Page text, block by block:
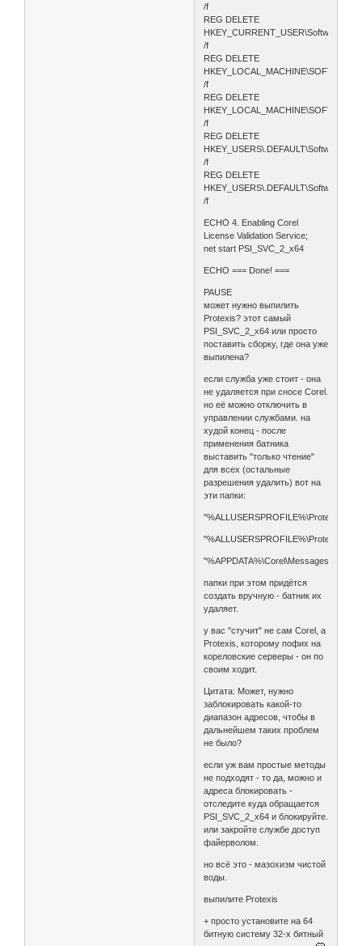
/f
REG DELETE
/f
REG DELETE
/f
REG DELETE
/f
REG DELETE
/f
REG DELETE
/f
ECHO 4. Enabling Corel
License Validation Service;
net start PSI_SVC_2_x64
ECHO === Done! ===
PAUSE
может нужно выпилить
Protexis? этот самый
PSI_SVC_2_x64 или просто
поставить сборку, где она уже
выпилена?
если служба уже стоит - она
не удаляется при сносе Corel.
но её можно отключить в
управлении службами. на
худой конец - после
применения батника
выставить "только чтение"
для всех (остальные
разрешения удалить) вот на
эти папки:
"%ALLUSERSPROFILE%\Protexis"
"%ALLUSERSPROFILE%\Protexis64"
"%APPDATA%\Corel\Messages"
папки при этом придётся
создать вручную - батник их
удаляет.
у вас "стучит" не сам Corel, a
Protexis, которому пофих на
кореловские серверы - он по
своим ходит.
Цитата: Может, нужно
заблокировать какой-то
диапазон адресов, чтобы в
дальнейшем таких проблем
не было?
если уж вам простые методы
не подходят - то да, можно и
адреса блокировать -
отследите куда обращается
PSI_SVC_2_x64 и блокируйте.
или закройте службе доступ
файерволом.
но всё это - мазохизм чистой
воды.
выпилите Protexis
+ просто установите на 64
битную систему 32-х битный